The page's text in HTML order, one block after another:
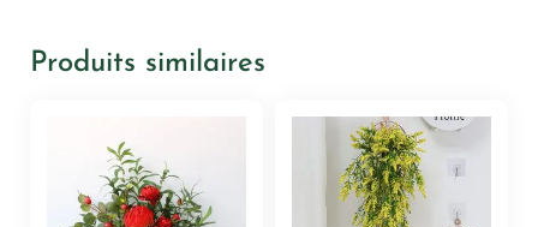
Produits similaires